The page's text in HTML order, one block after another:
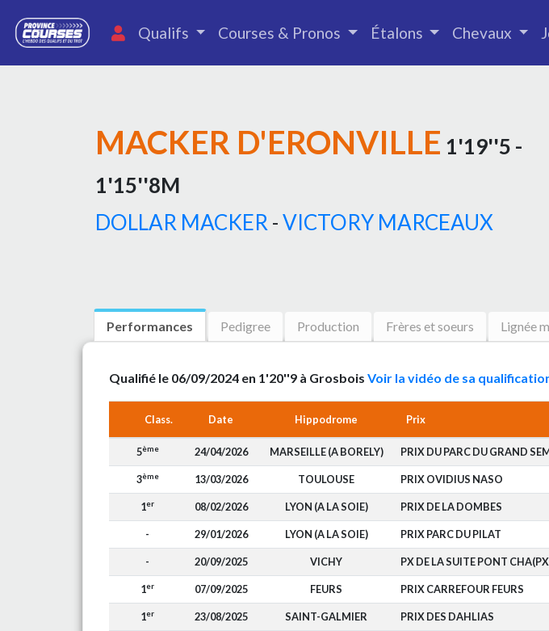
Qualifs Courses & Pronos Étalons Chevaux
MACKER D'ERONVILLE 1'19''5 -
1'15''8M
DOLLAR MACKER -VICTORY MARCEAUX
Performances Pedigree Production Frères et soeurs Lignée
Qualifié le 06/09/2024 en 1'20''9 à Grosbois Voir la vidéo de sa
Class. Date Hippodrome Prix
5ème 24/04/2026 MARSEILLE (A BORELY) PRIX DU PARC DU GRAND
3ème 13/03/2026 TOULOUSE PRIX OVIDIUS NASO
1er 08/02/2026 LYON (A LA SOIE) PRIX DE LA DOMBES
- 29/01/2026 LYON (A LA SOIE) PRIX PARC DU PILAT
- 20/09/2025 VICHY PX DE LA SUITE PONT
1er 07/09/2025 FEURS PRIX CARREFOUR FEURS
1er 23/08/2025 SAINT-GALMIER PRIX DES DAHLIAS